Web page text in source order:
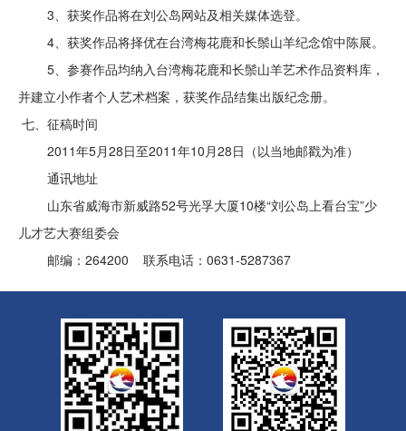
3、获奖作品将在刘公岛网站及相关媒体选登。
4、获奖作品将择优在台湾梅花鹿和长鬃山羊纪念馆中陈展。
5、参赛作品均纳入台湾梅花鹿和长鬃山羊艺术作品资料库，
并建立小作者个人艺术档案，获奖作品结集出版纪念册。
七、征稿时间
2011年5月28日至2011年10月28日（以当地邮戳为准）
通讯地址
山东省威海市新威路52号光孚大厦10楼“刘公岛上看台宝”少
儿才艺大赛组委会
邮编：264200 联系电话：0631-5287367